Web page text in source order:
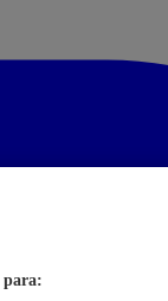
para: